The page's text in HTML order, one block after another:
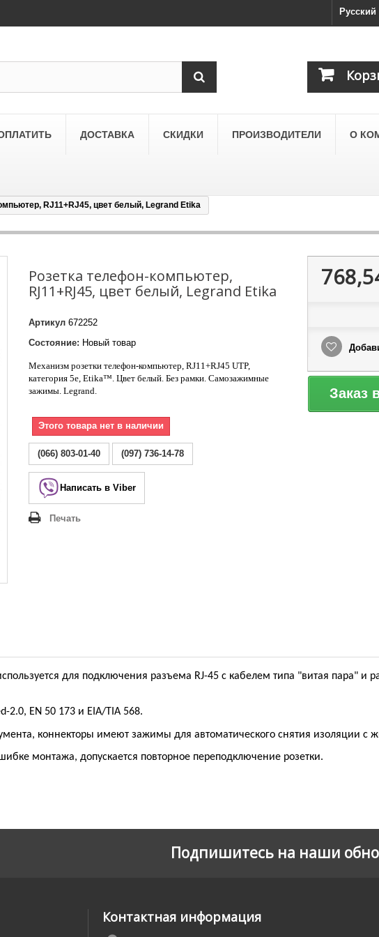
Русский
SCHNEIDER ELECTRIC
LEZARD
Lezard Deriy
ДОСТАВКА СКИДКИ ПРОИЗВОДИТЕЛИ О
RJ11+RJ45, цвет белый, Legrand Etika
Розетка телефон-компьютер,
RJ11+RJ45, цвет белый, Legrand Etika
Артикул 672252
Состояние: Новый товар
Механизм розетки телефон-компьютер, RJ11+RJ45 UTP,
категория 5е, Etika™. Цвет белый. Без рамки. Самозажимные
зажимы. Legrand.
Этого товара нет в наличии
(066) 803-01-40 (097) 736-14-78
Написать в Viber
Печать
Заказ
для подключения разъема RJ-45 с кабелем типа "витая пара" и
2.0, EN 50 173 и EIA/TIA 568.
коннекторы имеют зажимы для автоматического снятия изоляции с
монтажа, допускается повторное переподключение розетки.
Подпишитесь на наши
Контактная информация